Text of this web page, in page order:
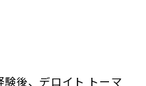
後、デロイト トーマ